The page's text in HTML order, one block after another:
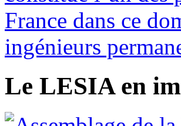
France dans ce
ingénieurs
Le LESIA en